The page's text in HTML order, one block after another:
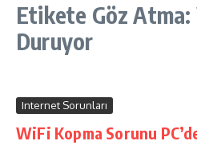
Etikete Göz
Duruyor
Internet Sorunları
WiFi Kopma Sorunu